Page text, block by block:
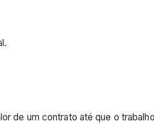
de um contrato até que o